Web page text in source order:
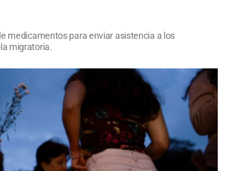
medicamentos para enviar asistencia a los
migratoria.